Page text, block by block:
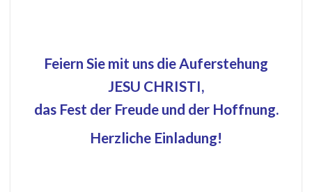
Feiern Sie mit uns die Auferstehung
JESU CHRISTI,
das Fest der Freude und der Hoffnung.
Herzliche Einladung!